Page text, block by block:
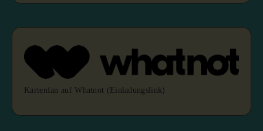
Kartenfan auf Whatnot (Einladungslink)